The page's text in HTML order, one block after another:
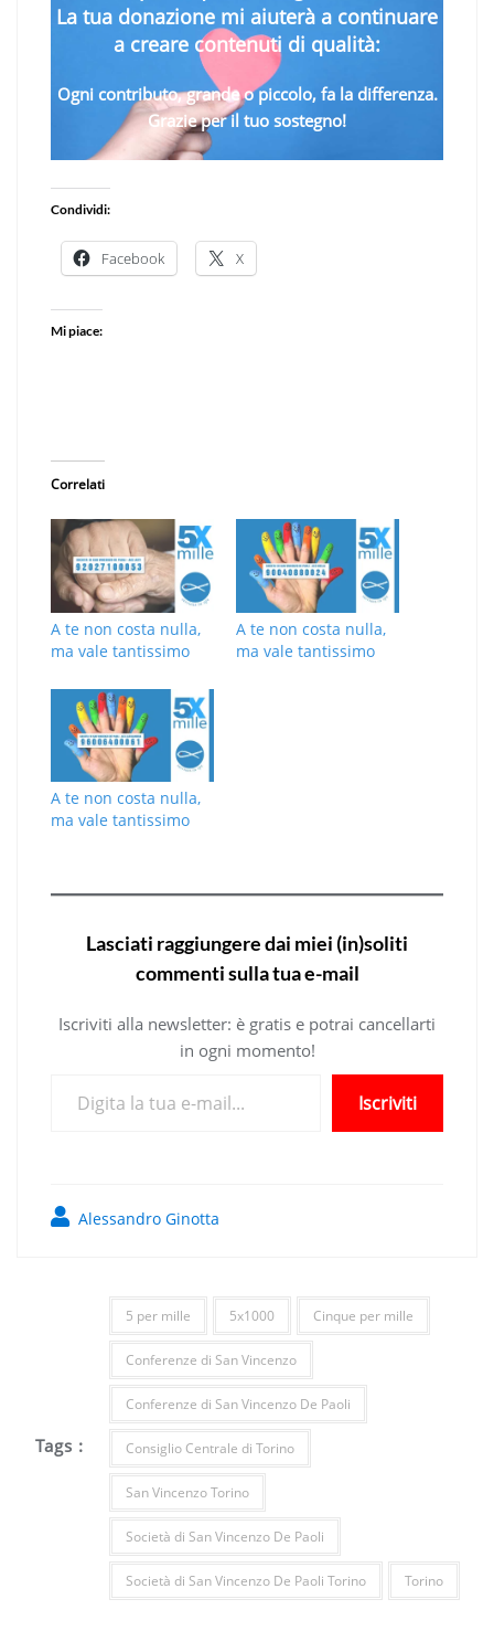
La tua donazione mi aiuterà a continuare
a creare contenuti di qualità:
Ogni contributo, grande o piccolo, fa la differenza.
Grazie per il tuo sostegno!
Condividi:
Facebook X
Mi piace:
Correlati
A te non costa nulla,
ma vale tantissimo
A te non costa nulla,
ma vale tantissimo
A te non costa nulla,
ma vale tantissimo
Lasciati raggiungere dai miei (in)soliti
commenti sulla tua e-mail
Iscriviti alla newsletter: è gratis e potrai cancellarti
in ogni momento!
Iscriviti
Alessandro Ginotta
Tags :
5 per mille 5x1000 Cinque per mille
Conferenze di San Vincenzo
Conferenze di San Vincenzo De Paoli
Consiglio Centrale di Torino
San Vincenzo Torino
Società di San Vincenzo De Paoli
Società di San Vincenzo De Paoli Torino Torino